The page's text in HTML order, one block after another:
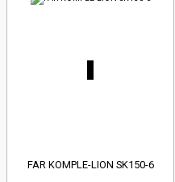
FAR KOMPLE-LION SK150-6